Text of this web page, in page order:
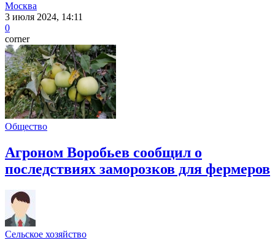
Москва
3 июля 2024, 14:11
0
corner
Общество
Агроном Воробьев сообщил о
последствиях заморозков для фермеров
Сельское хозяйство